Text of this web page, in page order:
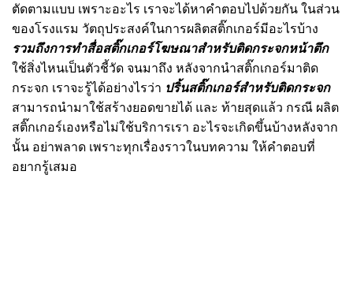
ตัดตามแบบ เพราะอะไร เราจะได้หาคำตอบไปด้วยกัน ในส่วน
ของโรงแรม วัตถุประสงค์ในการผลิตสติ๊กเกอร์มีอะไรบ้าง
รวมถึงการทำสื่อสติ๊กเกอร์โฆษณาสำหรับติดกระจกหน้าตึก
ใช้สิ่งไหนเป็นตัวชี้วัด จนมาถึง หลังจากนำสติ๊กเกอร์มาติด
กระจก เราจะรู้ได้อย่างไรว่า ปริ้นสติ๊กเกอร์สำหรับติดกระจก
สามารถนำมาใช้สร้างยอดขายได้ และ ท้ายสุดแล้ว กรณี ผลิต
สติ๊กเกอร์เองหรือไม่ใช้บริการเรา อะไรจะเกิดขึ้นบ้างหลังจาก
นั้น อย่าพลาด เพราะทุกเรื่องราวในบทความ ให้คำตอบที่
อยากรู้เสมอ